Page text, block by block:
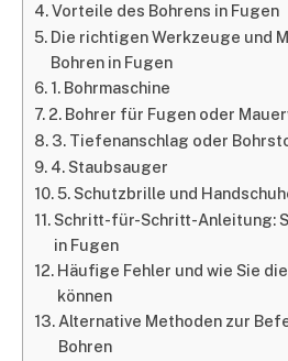
Vorteile des Bohrens in Fugen
Die richtigen Werkzeuge und
Bohren in Fugen
1. Bohrmaschine
2. Bohrer für Fugen oder
3. Tiefenanschlag oder
4. Staubsauger
5. Schutzbrille und
Schritt-für-Schritt-Anleitung:
in Fugen
Häufige Fehler und wie Sie
können
Alternative Methoden zur
Bohren